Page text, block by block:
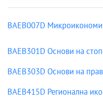
BAEB007D
BAEB301D Основи на
BAEB303D Основи на
BAEB415D Регионална